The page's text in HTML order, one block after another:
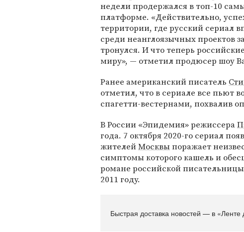
недели продержался в топ-10
платформе. «Действительно,
территории, где русский сериал
среди неанглоязычных проектов
тронулся. И что теперь
миру», — отметил продюсер шоу
Ранее американский писатель
отметил, что в сериале все пьют
спагетти-вестернами, похвалив
В России «Эпидемия» режиссера
года. 7 октября 2020-го сериал
жителейМосквыпоражает
симптомы которого кашель и
романе российской
2011 году.
Быстрая доставка новостей — в «Ленте